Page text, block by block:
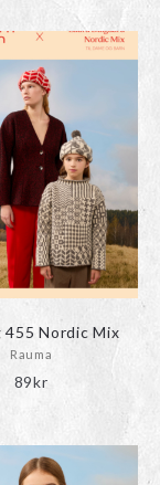
455 Nordic Mix
Rauma
89kr